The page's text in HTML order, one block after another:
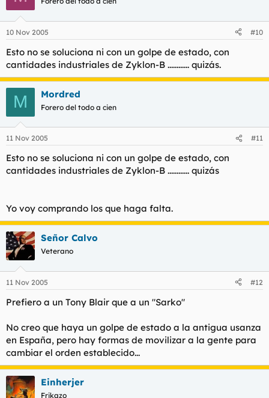
10 Nov 2005 #10
Esto no se soluciona ni con un golpe de estado, con
cantidades industriales de Zyklon-B ............ quizás.
M Mordred
Forero del todo a cien
11 Nov 2005 #11
Esto no se soluciona ni con un golpe de estado, con
cantidades industriales de Zyklon-B ............ quizás
Yo voy comprando los que haga falta.
Señor Calvo
Veterano
11 Nov 2005 #12
Prefiero a un Tony Blair que a un "Sarko"
No creo que haya un golpe de estado a la antigua usanza
en España, pero hay formas de movilizar a la gente para
cambiar el orden establecido...
Einherjer
Frikazo